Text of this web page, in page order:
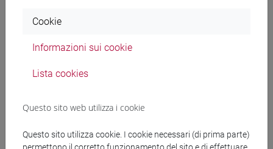
Tesi:elaborato avente carattere di originalità,
documentazione e approfondimento scientifico
Biotecnologie industriali. L’argomento della tesi è
svolto sia presso l’Università Ca’ Foscari che presso
la responsabilità di un relatore.
Cookie
Informazioni sui cookie
Lista cookies
Questo sito web utilizza i cookie
Questo sito utilizza cookie. I cookie necessari (di prima parte)